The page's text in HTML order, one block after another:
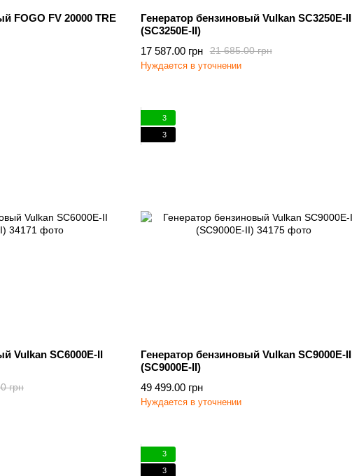
FOGO FV 20000 TRE
Генератор бензиновый Vulkan SC3250E-II
(SC3250E-II)
21 685.00 грн
17 587.00 грн
Нуждается в уточнении
Vulkan SC6000E-II
грн
3
3
Генератор бензиновый Vulkan SC9000E-II
(SC9000E-II)
49 499.00 грн
Нуждается в уточнении
3
3